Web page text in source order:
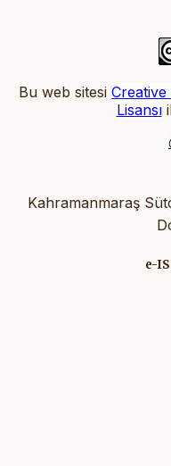
Bu web sitesi Creative
Lisansı
Kahramanmaraş
e-